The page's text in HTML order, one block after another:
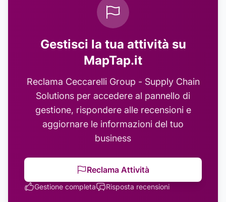
Gestisci la tua attività su
MapTap.it
Reclama Ceccarelli Group - Supply Chain
Solutions per accedere al pannello di
gestione, rispondere alle recensioni e
aggiornare le informazioni del tuo
business
Reclama Attività
Gestione completa Risposta recensioni